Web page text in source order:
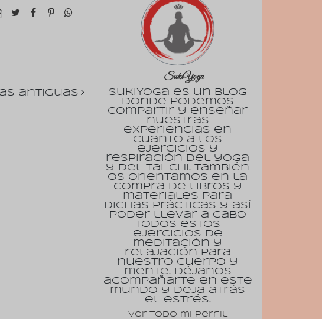
antiguas
SukiYoga
SukiYoga es un blog
donde podemos
compartir y enseñar
nuestras
experiencias en
cuanto a los
ejercicios y
respiración del yoga
y del tai-chi. También
os orientamos en la
compra de libros y
materiales para
dichas prácticas y así
poder llevar a cabo
todos estos
ejercicios de
meditación y
relajación para
nuestro cuerpo y
mente. Déjanos
acompañarte en este
mundo y deja atrás
el estrés.
Ver todo mi perfil